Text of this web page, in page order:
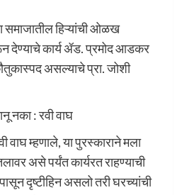
समाजातील हिऱ्यांची ओळख
देण्याचे कार्य ॲड. प्रमोद आडकर
असल्याचे प्रा. जोशी
नका : रवी वाघ
वाघ म्हणाले, या पुरस्काराने मला
असे पर्यंत कार्यरत राहण्याची
दृष्टीहिन असलो तरी घरच्यांची